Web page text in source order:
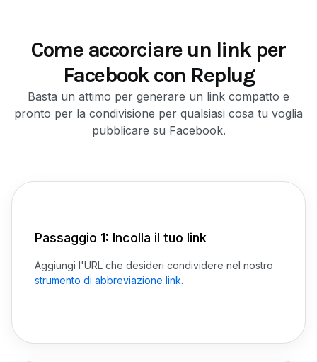
Come accorciare un link per
Facebook con Replug
Basta un attimo per generare un link compatto e
pronto per la condivisione per qualsiasi cosa tu voglia
pubblicare su Facebook.
Passaggio 1: Incolla il tuo link
Aggiungi l'URL che desideri condividere nel nostro
strumento di abbreviazione link.